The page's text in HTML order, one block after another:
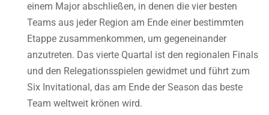
einem Major abschließen, in denen die vier besten
Teams aus jeder Region am Ende einer bestimmten
Etappe zusammenkommen, um gegeneinander
anzutreten. Das vierte Quartal ist den regionalen Finals
und den Relegationsspielen gewidmet und führt zum
Six Invitational, das am Ende der Season das beste
Team weltweit krönen wird.